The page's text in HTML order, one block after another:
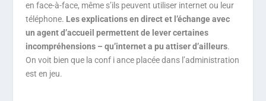
en face-à-face, même s’ils peuvent utiliser internet ou leur
téléphone. Les explications en direct et l’échange avec
un agent d’accueil permettent de lever certaines
incompréhensions – qu’internet a pu attiser d’ailleurs.
On voit bien que la conf i ance placée dans l’administration
est en jeu.